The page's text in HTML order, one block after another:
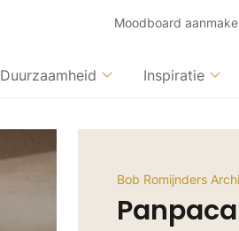
Moodboard
Duurzaamheid Inspiratie
Bob Romijnders